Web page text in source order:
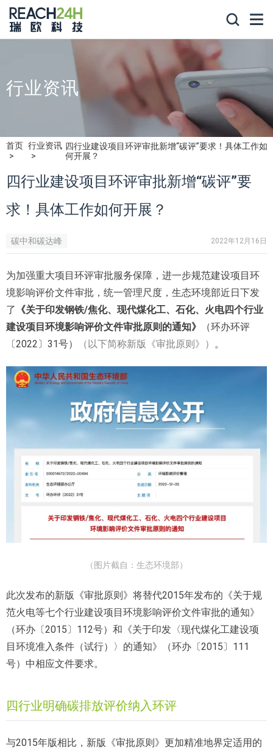
行业资讯
首页 行业资讯 四行业建设项目环评审批新增“碳评”要求！具体工作如
何开展？
四行业建设项目环评审批新增“碳评”要
求！具体工作如何开展？
碳中和碳达峰 2022年12月16日
为加强重大项目环评审批服务保障，进一步规范建设项目环
境影响评价文件审批，统一管理尺度，生态环境部近日下发
了 《关于印发钢铁/焦化、现代煤化工、石化、火电四个行业
建设项目环境影响评价文件审批原则的通知》
（环办环评
〔2022〕31号）
（以下简称新版《审批原则》） 。
（图片截自：生态环境部）
此次发布的新版《审批原则》将替代2015年发布的《关于规
范火电等七个行业建设项目环境影响评价文件审批的通知》
（环办〔2015〕112号）和《关于印发〈现代煤化工建设项
目环境准入条件（试行）〉的通知》（环办〔2015〕111
号）中相应文件要求。
四行业明确碳排放评价纳入环评
与2015年版相比，新版《审批原则》更加精准地界定适用的